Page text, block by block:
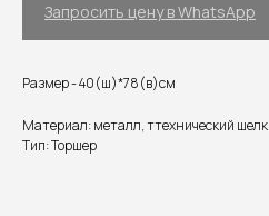
Запросить цену в WhatsApp
Размер - 40(ш)*78(в)см
Материал: металл, ттехнический шелк
Тип: Торшер